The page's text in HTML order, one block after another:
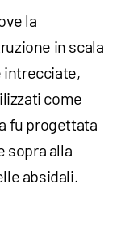
la
in scala
intrecciate,
come
fu progettata
sopra alla
absidali.